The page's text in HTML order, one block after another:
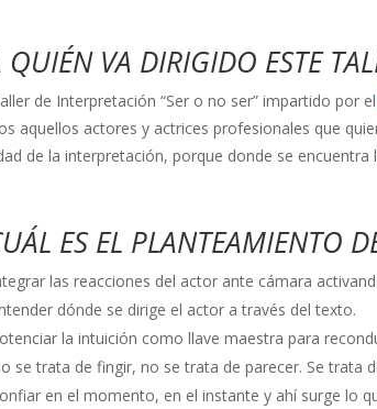
QUIÉN VA DIRIGIDO ESTE
de Interpretación “Ser o no ser” impartido por el
aquellos actores y actrices profesionales que
de la interpretación, porque donde se encuentra
ES EL PLANTEAMIENTO
las reacciones del actor ante cámara
dónde se dirige el actor a través del texto.
la intuición como llave maestra para
se trata de fingir, no se trata de parecer. Se trata
en el momento, en el instante y ahí surge lo